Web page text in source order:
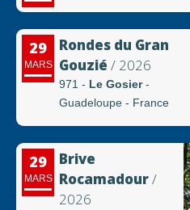
29
MARS
Rondes du Gran
Gouzié / 2026
971 - Le Gosier-
Guadeloupe - France
29
MARS
Brive
Rocamadour/
2026